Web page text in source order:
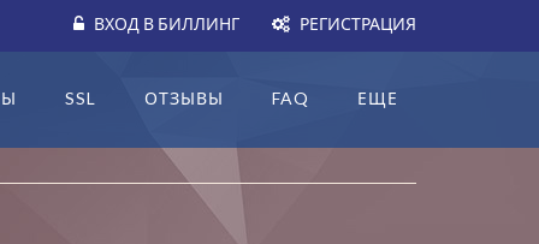
ВХОД В БИЛЛИНГ РЕГИСТРАЦИЯ
SSL ОТЗЫВЫ FAQ ЕЩЕ